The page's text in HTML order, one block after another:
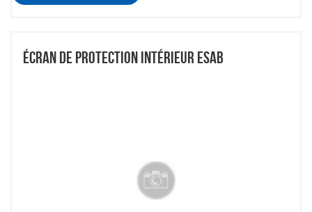
ÉCRAN DE PROTECTION INTÉRIEUR ESAB